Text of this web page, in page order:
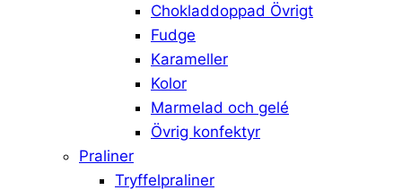
Chokladdoppad Övrigt
Fudge
Karameller
Kolor
Marmelad och gelé
Övrig konfektyr
Praliner
Tryffelpraliner